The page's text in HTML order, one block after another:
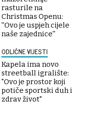
rasturile na
Christmas Openu:
''Ovo je uspjeh cijele
naše zajednice''
ODLIČNE VIJESTI
Kapela ima novo
streetball igralište:
"Ovo je prostor koji
potiče sportski duh i
zdrav život"